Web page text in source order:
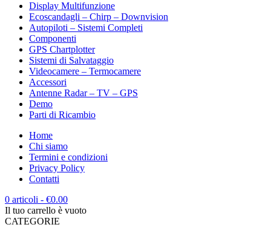
Display Multifunzione
Ecoscandagli – Chirp – Downvision
Autopiloti – Sistemi Completi
Componenti
GPS Chartplotter
Sistemi di Salvataggio
Videocamere – Termocamere
Accessori
Antenne Radar – TV – GPS
Demo
Parti di Ricambio
Home
Chi siamo
Termini e condizioni
Privacy Policy
Contatti
0 articoli - €0.00
Il tuo carrello è vuoto
CATEGORIE